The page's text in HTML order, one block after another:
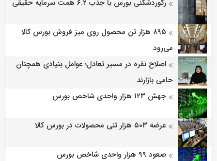
رکوردشکنی بورس با جذب ۶.۲ همت سرمایه حقیقی
۸۹۵ هزار تن محصول روی میز فروش بورس کالا
می‌‌رود
اصلاح نقره در مسیر تعادل؛ عوامل بنیادی همچنان
حامی بازارند
جهش ۱۲۳ هزار واحدی شاخص بورس
عرضه ۵۰۳ هزار تنی محصولات در بورس کالا
صعود ۹۹ هزار واحدی شاخص بورس